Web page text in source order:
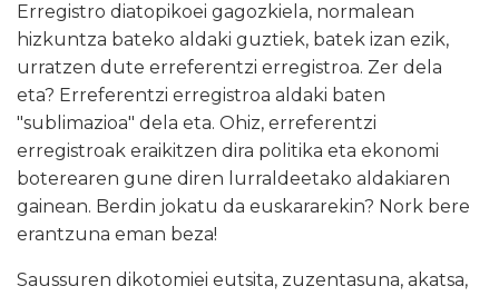
Erregistro diatopikoei gagozkiela, normalean
hizkuntza bateko aldaki guztiek, batek izan ezik,
urratzen dute erreferentzi erregistroa. Zer dela
eta? Erreferentzi erregistroa aldaki baten
"sublimazioa" dela eta. Ohiz, erreferentzi
erregistroak eraikitzen dira politika eta ekonomi
boterearen gune diren lurraldeetako aldakiaren
gainean. Berdin jokatu da euskararekin? Nork bere
erantzuna eman beza!
Saussuren dikotomiei eutsita, zuzentasuna, akatsa,